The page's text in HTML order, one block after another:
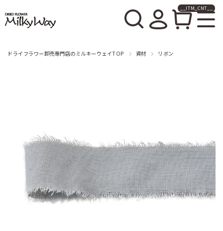
__ITM_CNT__
ドライフラワー卸売専門店のミルキーウェイTOP 資材 リボン